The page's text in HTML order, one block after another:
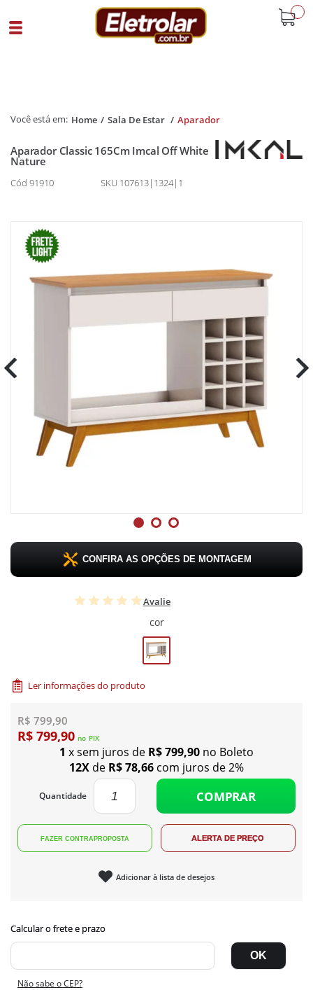
Home Sala De Estar Aparador
Aparador Classic 165Cm Imcal Off White
Nature
Cód 91910 SKU 107613|1324|1
CONFIRA AS OPÇÕES DE MONTAGEM
Avalie
cor
Ler informações do produto
R$ 799,90
R$ 799,90 no PIX
1 x sem juros de R$ 799,90 no Boleto
12X de R$ 78,66 com juros de 2%
Quantidade COMPRAR
Adicionar à lista de desejos
Não sabe o CEP?